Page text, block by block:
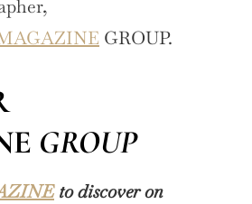
GROUP.
GROUP
to discover on